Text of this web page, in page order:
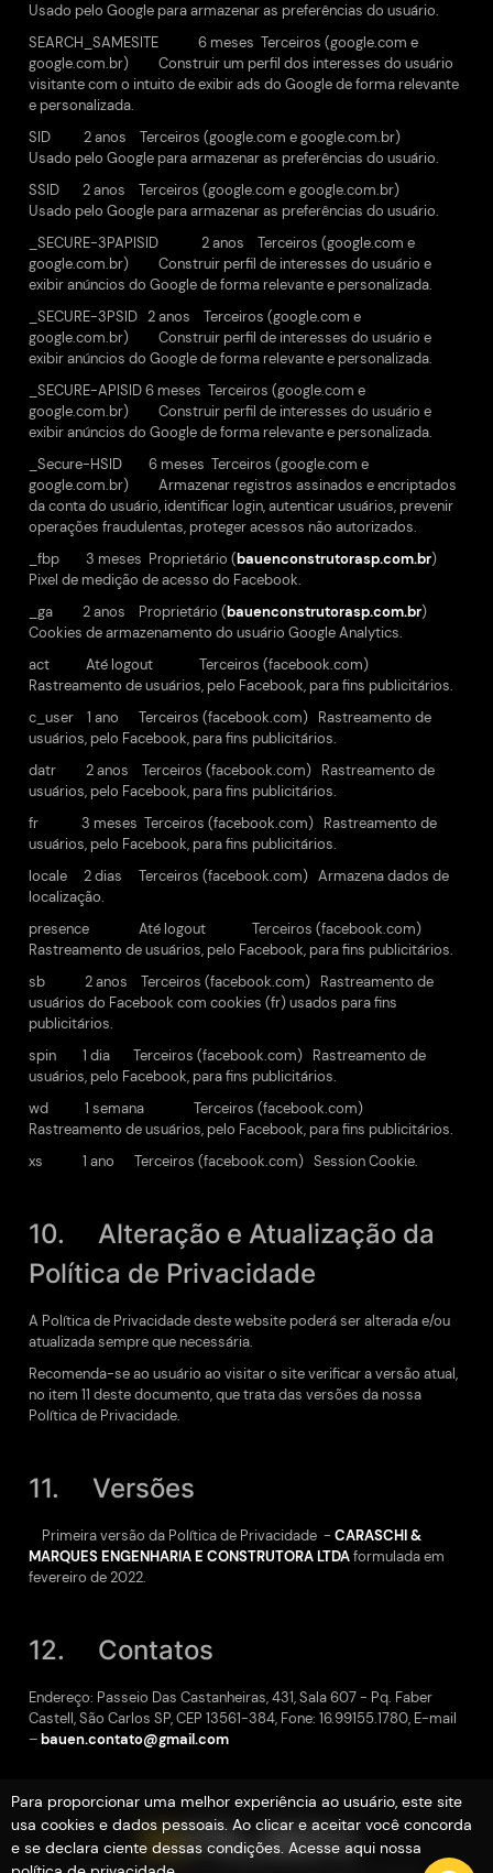
Usado pelo Google para armazenar as preferências do usuário.
SEARCH_SAMESITE 6 meses Terceiros (google.com e
google.com.br) Construir um perfil dos interesses do usuário
visitante com o intuito de exibir ads do Google de forma relevante
e personalizada.
SID 2 anos Terceiros (google.com e google.com.br)
Usado pelo Google para armazenar as preferências do usuário.
SSID 2 anos Terceiros (google.com e google.com.br)
Usado pelo Google para armazenar as preferências do usuário.
_SECURE-3PAPISID 2 anos Terceiros (google.com e
google.com.br) Construir perfil de interesses do usuário e
exibir anúncios do Google de forma relevante e personalizada.
_SECURE-3PSID 2 anos Terceiros (google.com e
google.com.br) Construir perfil de interesses do usuário e
exibir anúncios do Google de forma relevante e personalizada.
_SECURE-APISID 6 meses Terceiros (google.com e
google.com.br) Construir perfil de interesses do usuário e
exibir anúncios do Google de forma relevante e personalizada.
_Secure-HSID 6 meses Terceiros (google.com e
google.com.br) Armazenar registros assinados e encriptados
da conta do usuário, identificar login, autenticar usuários, prevenir
operações fraudulentas, proteger acessos não autorizados.
_fbp 3 meses Proprietário (bauenconstrutorasp.com.br)
Pixel de medição de acesso do Facebook.
_ga 2 anos Proprietário (bauenconstrutorasp.com.br)
Cookies de armazenamento do usuário Google Analytics.
act Até logout Terceiros (facebook.com)
Rastreamento de usuários, pelo Facebook, para fins publicitários.
c_user 1 ano Terceiros (facebook.com) Rastreamento de
usuários, pelo Facebook, para fins publicitários.
datr 2 anos Terceiros (facebook.com) Rastreamento de
usuários, pelo Facebook, para fins publicitários.
fr 3 meses Terceiros (facebook.com) Rastreamento de
usuários, pelo Facebook, para fins publicitários.
locale 2 dias Terceiros (facebook.com) Armazena dados de
localização.
presence Até logout Terceiros (facebook.com)
Rastreamento de usuários, pelo Facebook, para fins publicitários.
sb 2 anos Terceiros (facebook.com) Rastreamento de
usuários do Facebook com cookies (fr) usados para fins
publicitários.
spin 1 dia Terceiros (facebook.com) Rastreamento de
usuários, pelo Facebook, para fins publicitários.
wd 1 semana Terceiros (facebook.com)
Rastreamento de usuários, pelo Facebook, para fins publicitários.
xs 1 ano Terceiros (facebook.com) Session Cookie.
10. Alteração e Atualização da
Política de Privacidade
A Política de Privacidade deste website poderá ser alterada e/ou
atualizada sempre que necessária.
Recomenda-se ao usuário ao visitar o site verificar a versão atual,
no item 11 deste documento, que trata das versões da nossa
Política de Privacidade.
11. Versões
Primeira versão da Política de Privacidade - CARASCHI &
MARQUES ENGENHARIA E CONSTRUTORA LTDAformulada em
fevereiro de 2022.
12. Contatos
Endereço: Passeio Das Castanheiras, 431, Sala 607 - Pq. Faber
Castell, São Carlos SP, CEP 13561-384, Fone: 16.99155.1780, E-mail
–bauen.contato@gmail.com
Para proporcionar uma melhor experiência ao usuário, este site
usa cookies e dados pessoais. Ao clicar e aceitar você concorda
e se declara ciente dessas condições. Acesse aqui nossa